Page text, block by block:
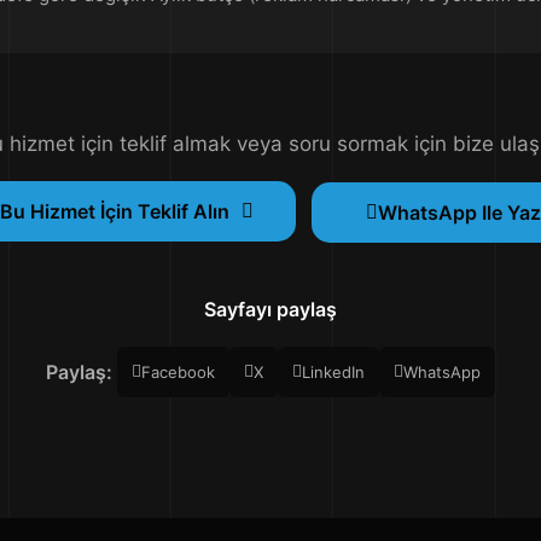
hizmet için teklif almak veya soru sormak için bize
Bu Hizmet İçin Teklif Alın WhatsApp Ile Yaz
Sayfayı paylaş
Paylaş: Facebook X LinkedIn WhatsApp